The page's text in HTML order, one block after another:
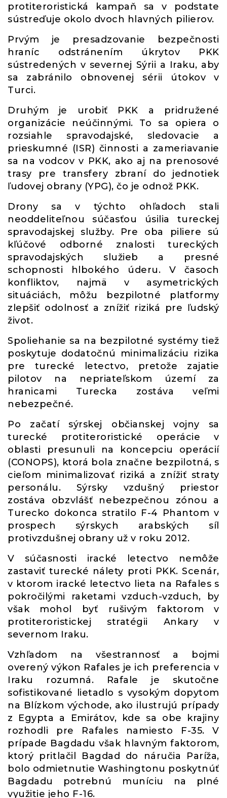
protiteroristická kampaň sa v podstate
sústreďuje okolo dvoch hlavných pilierov.
Prvým je presadzovanie bezpečnosti
hraníc odstránením úkrytov PKK
sústredených v severnej Sýrii a Iraku, aby
sa zabránilo obnovenej sérii útokov v
Turci.
Druhým je urobiť PKK a pridružené
organizácie neúčinnými. To sa opiera o
rozsiahle spravodajské, sledovacie a
prieskumné (ISR) činnosti a zameriavanie
sa na vodcov v PKK, ako aj na prenosové
trasy pre transfery zbraní do jednotiek
ľudovej obrany (YPG), čo je odnož PKK.
Drony sa v týchto ohľadoch stali
neoddeliteľnou súčasťou úsilia tureckej
spravodajskej služby. Pre oba piliere sú
kľúčové odborné znalosti tureckých
spravodajských služieb a presné
schopnosti hlbokého úderu. V časoch
konfliktov, najmä v asymetrických
situáciách, môžu bezpilotné platformy
zlepšiť odolnosť a znížiť riziká pre ľudský
život.
Spoliehanie sa na bezpilotné systémy tiež
poskytuje dodatočnú minimalizáciu rizika
pre turecké letectvo, pretože zajatie
pilotov na nepriateľskom území za
hranicami Turecka zostáva veľmi
nebezpečné.
Po začatí sýrskej občianskej vojny sa
turecké protiteroristické operácie v
oblasti presunuli na koncepciu operácií
(CONOPS), ktorá bola značne bezpilotná, s
cieľom minimalizovať riziká a znížiť straty
personálu. Sýrsky vzdušný priestor
zostáva obzvlášť nebezpečnou zónou a
Turecko dokonca stratilo F-4 Phantom v
prospech sýrskych arabských síl
protivzdušnej obrany už v roku 2012.
V súčasnosti iracké letectvo nemôže
zastaviť turecké nálety proti PKK. Scenár,
v ktorom iracké letectvo lieta na Rafales s
pokročilými raketami vzduch-vzduch, by
však mohol byť rušivým faktorom v
protiteroristickej stratégii Ankary v
severnom Iraku.
Vzhľadom na všestrannosť a bojmi
overený výkon Rafales je ich preferencia v
Iraku rozumná. Rafale je skutočne
sofistikované lietadlo s vysokým dopytom
na Blízkom východe, ako ilustrujú prípady
z Egypta a Emirátov, kde sa obe krajiny
rozhodli pre Rafales namiesto F-35. V
prípade Bagdadu však hlavným faktorom,
ktorý pritlačil Bagdad do náručia Paríža,
bolo odmietnutie Washingtonu poskytnúť
Bagdadu potrebnú muníciu na plné
využitie jeho F-16.